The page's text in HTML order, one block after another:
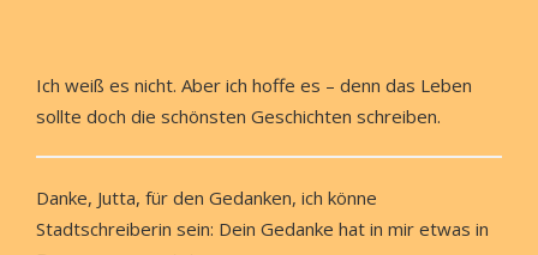
Ich weiß es nicht. Aber ich hoffe es – denn das Leben
sollte doch die schönsten Geschichten schreiben.
Danke, Jutta, für den Gedanken, ich könne
Stadtschreiberin sein: Dein Gedanke hat in mir etwas in